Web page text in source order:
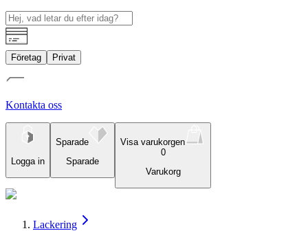
Företag Privat
Kontakta oss
Logga in
Sparade
Sparade
Visa varukorgen
0
Varukorg
Lackering